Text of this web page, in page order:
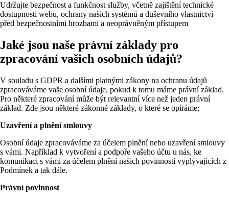
Udržujte bezpečnost a funkčnost služby, včetně zajištění technické
dostupnosti webu, ochrany našich systémů a duševního vlastnictví
před bezpečnostními hrozbami a neoprávněným přístupem
Jaké jsou naše právní základy pro
zpracování vašich osobních údajů?
V souladu s GDPR a dalšími platnými zákony na ochranu údajů
zpracováváme vaše osobní údaje, pokud k tomu máme právní základ.
Pro některé zpracování může být relevantní více než jeden právní
základ. Zde jsou některé zákonné základy, o které se opíráme;
Uzavření a plnění smlouvy
Osobní údaje zpracováváme za účelem plnění nebo uzavření smlouvy
s vámi. Například k vytvoření a podpoře vašeho účtu u nás, ke
komunikaci s vámi za účelem plnění našich povinností vyplývajících z
Podmínek a tak dále.
Právní povinnost